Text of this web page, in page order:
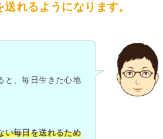
れるようになります。
と、毎日生きた心地
い毎日を送れるため